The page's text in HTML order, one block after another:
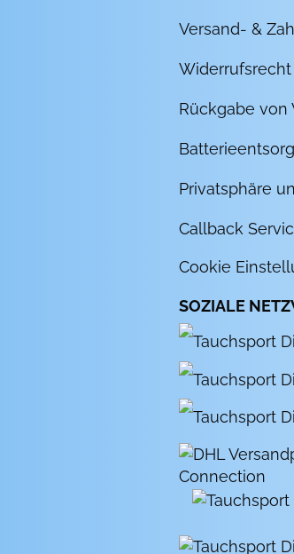
Versand- &
Rückgabe von
Privatsphäre
Callback
Cookie
SOZIALE